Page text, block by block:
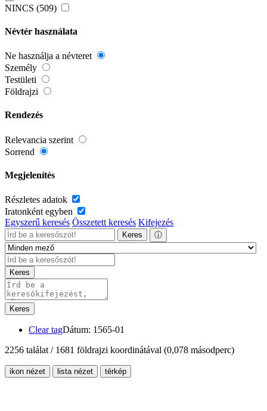
NINCS (509)
Névtér használata
Ne használja a névteret
Személy
Testületi
Földrajzi
Rendezés
Relevancia szerint
Sorrend
Megjelenítés
Részletes adatok
Iratonként egyben
Egyszerű keresés Összetett keresés Kifejezés
Keres ⓘ
Keres
Keres
Clear tagDátum: 1565-01
2256 találat / 1681 földrajzi koordinátával (0,078 másodperc)
ikon nézet lista nézet térkép